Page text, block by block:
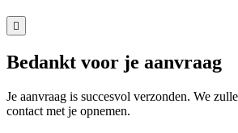
Bedankt voor je aanvraag
Je aanvraag is succesvol verzonden. We
contact met je opnemen.